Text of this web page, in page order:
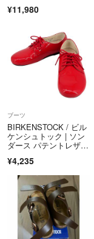
¥11,980
ブーツ
BIRKENSTOCK / ビル
ケンシュトック | ソン
ダース パテントレザ
ズ | 36E | レッド | レデ
¥4,235